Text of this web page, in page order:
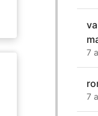
7
7